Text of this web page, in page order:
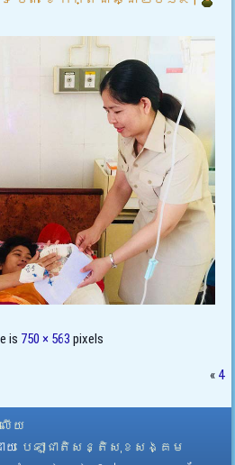
is 750 × 563 pixels
« 4
ើយ
យ​ បេឡាជាតិសន្តិសុខសង្គម